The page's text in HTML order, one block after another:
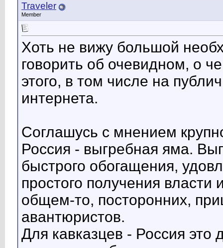
Traveler
Member
Хоть не вижу большой
говорить об очевидном, о
этого, в том числе на
интернета.
Соглашусь с мнением
Россия - выгребная яма.
быстрого обогащения,
простого получения
общем-то, посторонних,
авантюристов.
Для кавказцев - Россия это